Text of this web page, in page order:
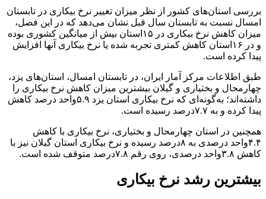
بررسی استان‌های کشور از نظر میزان تغییر نرخ بیکاری در تابستان
امسال نسبت به تابستان سال قبل نشان می‌دهد که در این فصل،
میزان کاهش نرخ بیکاری در ۱۵استان بیش از میانگین کشوری بوده
و در ۱۶استان کاهش کمتری تجربه شده یا نرخ بیکاری آنها افزایش
پیدا کرده است.
طبق اطلاعات مرکز آمار ایران، در تابستان امسال، استان‌های یزد،
چهارمحال و بختیاری و گیلان بیشترین میزان کاهش نرخ بیکاری را
داشته‌اند؛ به‌گونه‌ای که نرخ بیکاری استان یزد ۵.۹واحد درصد کاهش
پیدا کرده و به ۷.۷درصد رسیده است.
همچنین در استان چهارمحال و بختیاری، نرخ بیکاری با کاهش
۴.۴واحد درصدی به ۸درصد رسیده و نرخ بیکاری استان گیلان نیز با
کاهش ۳.۸واحد درصدی، روی رقم ۷.۸درصد متوقف شده است.
بیشترین رشد نرخ بیکاری